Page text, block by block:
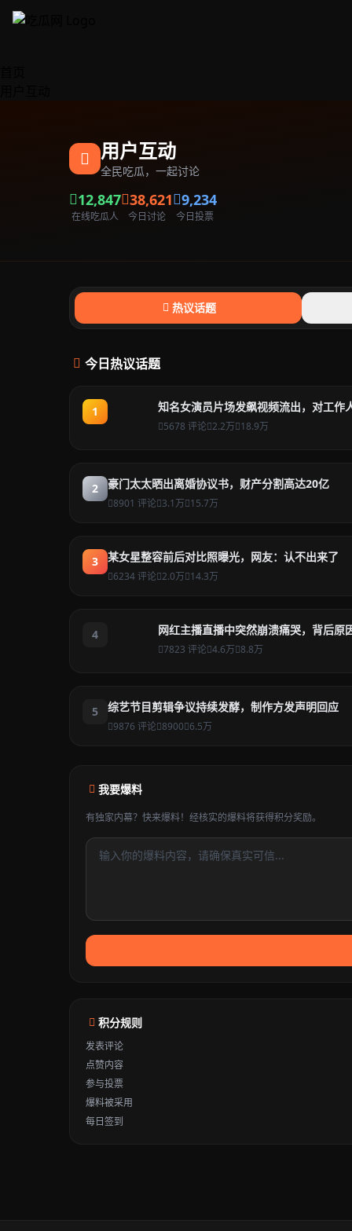
跳过导航
用户互动
全民吃瓜，一起讨论
12,847
在线吃瓜人
38,621
今日讨论
9,234
今日投票
热议话题
今日热议话题
1 知名女演员片场发飙视频流出，对工作
5678 评论 2.2万 18.9万
2 豪门太太晒出离婚协议书，财产分割高达20亿
8901 评论 3.1万 15.7万
3 某女星整容前后对比照曝光，网友：认不出来了
6234 评论 2.0万 14.3万
4 网红主播直播中突然崩溃痛哭，背后原
7823 评论 4.6万 8.8万
5 综艺节目剪辑争议持续发酵，制作方发声明回应
9876 评论 8900 6.5万
我要爆料
有独家内幕？快来爆料！经核实的爆料将获得积分奖励。
积分规则
发表评论
点赞内容
参与投票
爆料被采用
每日签到